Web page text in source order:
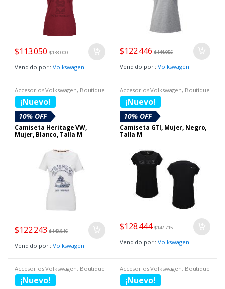
$113.050 $133.000
Vendido por :Volkswagen
$122.446 $144.055
Vendido por :Volkswagen
Accesorios Volkswagen, Boutique
Volkswagen,Camisetas SECCION
BOUTIQUE DIA DE LA MUJER
10% OFF
¡Nuevo!
Camiseta Heritage VW,
Mujer, Blanco, Talla M
$122.243 $143.816
Vendido por :Volkswagen
Accesorios Volkswagen, Boutique
Volkswagen,Camisetas
10% OFF
¡Nuevo!
Camiseta GTI, Mujer, Negro,
Talla M
$128.444 $142.715
Vendido por :Volkswagen
Accesorios Volkswagen, Boutique
Volkswagen,Camisetas
¡Nuevo!
Accesorios Volkswagen, Boutique
Volkswagen,Camisetas
¡Nuevo!